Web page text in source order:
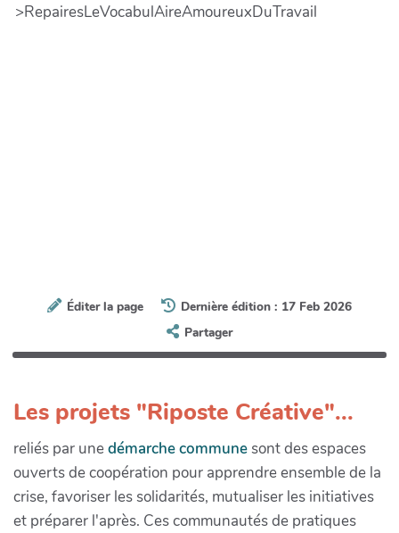
>RepairesLeVocabulAireAmoureuxDuTravail
Éditer la page
Dernière édition : 17 Feb 2026
Partager